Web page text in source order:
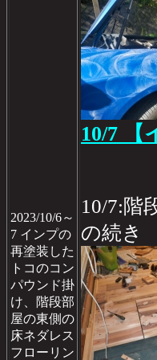
2023/10/6～
7 インプの
再塗装した
トコのコン
パウンド掛
け、階段部
屋の東側の
床ネダレス
フローリン
10/7 【
10/7:階
の続き